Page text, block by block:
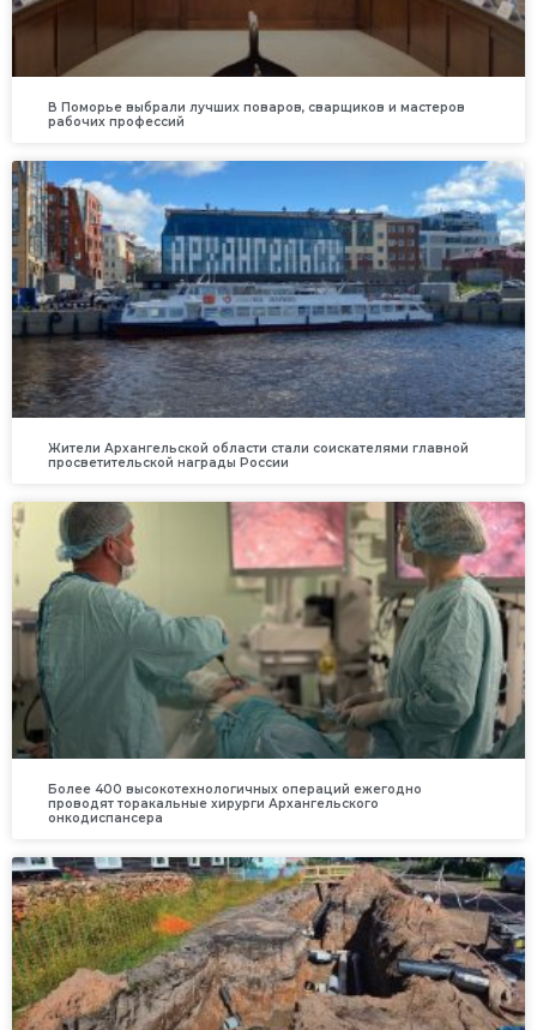
В Поморье выбрали лучших поваров, сварщиков и мастеров
рабочих профессий
Жители Архангельской области стали соискателями главной
просветительской награды России
Более 400 высокотехнологичных операций ежегодно
проводят торакальные хирурги Архангельского
онкодиспансера